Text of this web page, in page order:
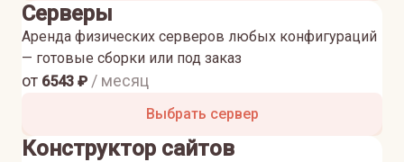
Серверы
Аренда физических серверов любых конфигураций
— готовые сборки или под заказ
от 6543 ₽ / месяц
Выбрать сервер
Конструктор сайтов